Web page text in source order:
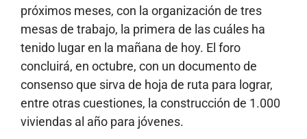
próximos meses, con la organización de tres
mesas de trabajo, la primera de las cuáles ha
tenido lugar en la mañana de hoy. El foro
concluirá, en octubre, con un documento de
consenso que sirva de hoja de ruta para lograr,
entre otras cuestiones, la construcción de 1.000
viviendas al año para jóvenes.